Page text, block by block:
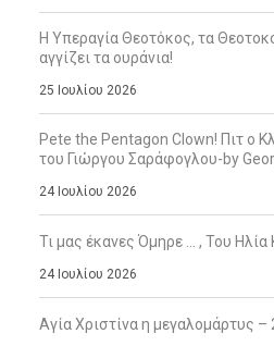
Η Υπεραγία Θεοτόκος, τα
αγγίζει τα ουράνια!
25 Ιουλίου 2026
Pete the Pentagon Clown! Πιτ ο
του Γιώργου Σαράφογλου-by
24 Ιουλίου 2026
Τι μας έκανες Όμηρε … , Του Ηλία
24 Ιουλίου 2026
Αγία Χριστίνα η μεγαλομάρτυς –